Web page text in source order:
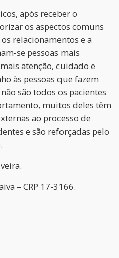
após receber o
os aspectos comuns
relacionamentos e a
se pessoas mais
atenção, cuidado e
às pessoas que fazem
são todos os pacientes
muitos deles têm
ao processo de
e são reforçadas pelo
– CRP 17-3166.